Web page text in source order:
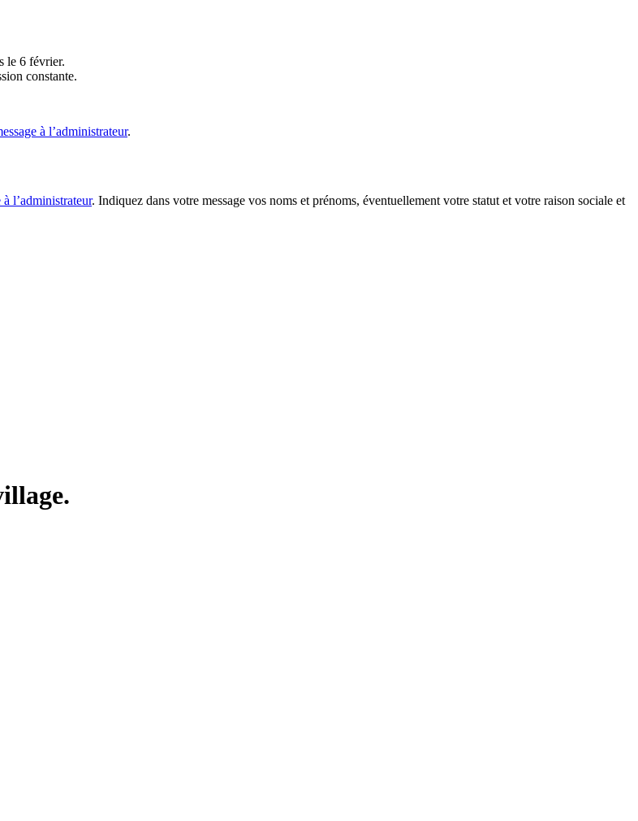
le 6 février.
constante.
à l’administrateur.
à l’administrateur. Indiquez dans votre message vos noms et prénoms, éventuellement votre statut et votre raison sociale et